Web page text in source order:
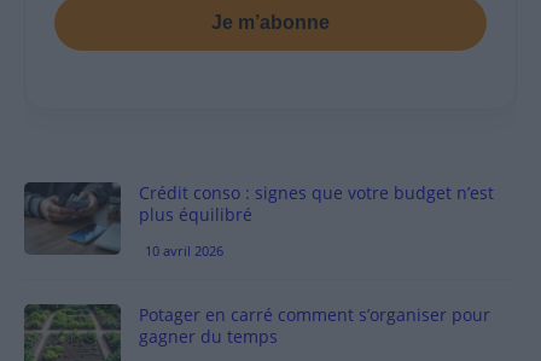
Je m’abonne
Crédit conso : signes que votre budget n’est
plus équilibré
10 avril 2026
Potager en carré comment s’organiser pour
gagner du temps